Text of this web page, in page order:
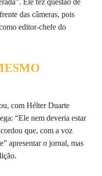
Ele fez questão de
das câmeras, pois
editor-chefe do
com Hélter Duarte
“Ele nem deveria estar
que, com a voz
apresentar o jornal, mas